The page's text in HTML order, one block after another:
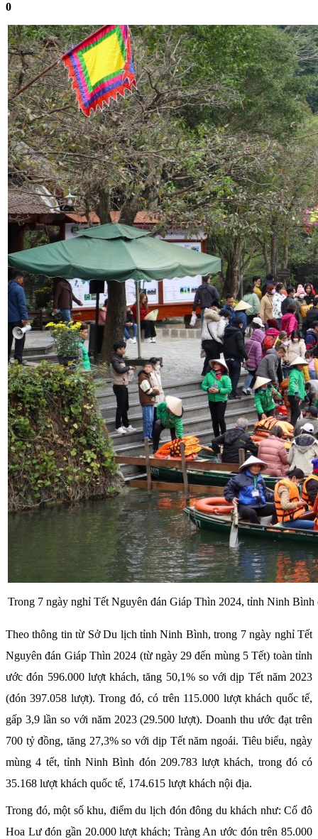
0
Trong 7 ngày nghỉ Tết Nguyên đán Giáp Thìn 2024, tỉnh Ninh
Theo thông tin từ Sở Du lịch tỉnh Ninh Bình, trong 7 ngày nghỉ Tết
Nguyên đán Giáp Thìn 2024 (từ ngày 29 đến mùng 5 Tết) toàn tỉnh
ước đón 596.000 lượt khách, tăng 50,1% so với dịp Tết năm 2023
(đón 397.058 lượt). Trong đó, có trên 115.000 lượt khách quốc tế,
gấp 3,9 lần so với năm 2023 (29.500 lượt). Doanh thu ước đạt trên
700 tỷ đồng, tăng 27,3% so với dịp Tết năm ngoái. Tiêu biểu, ngày
mùng 4 tết, tỉnh Ninh Bình đón 209.783 lượt khách, trong đó có
35.168 lượt khách quốc tế, 174.615 lượt khách nội địa.
Trong đó, một số khu, điểm du lịch đón đông du khách như: Cố đô
Hoa Lư đón gần 20.000 lượt khách; Tràng An ước đón trên 85.000